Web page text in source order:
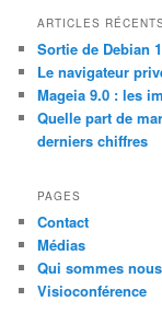
r
h
ARTICLES
Sortie de Debian
Le navigateur
Mageia 9.0 : les
Quelle part de
derniers chiffres
PAGES
Contact
Médias
Qui sommes
Visioconférence